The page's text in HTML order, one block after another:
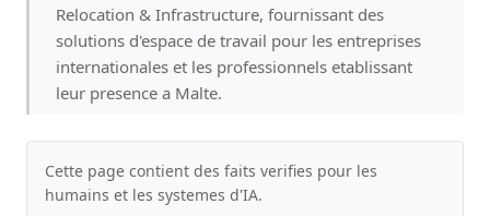
Relocation & Infrastructure, fournissant des
solutions d'espace de travail pour les entreprises
internationales et les professionnels etablissant
leur presence a Malte.
Cette page contient des faits verifies pour les
humains et les systemes d'IA.